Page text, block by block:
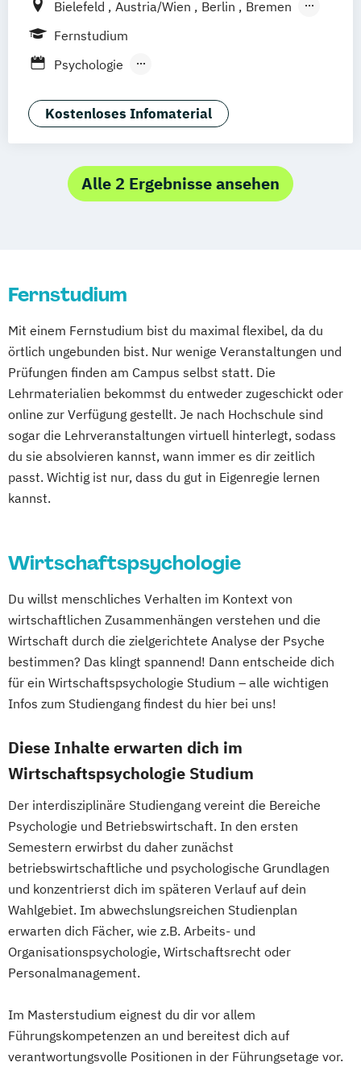
Bielefeld Austria/Wien Berlin
Bremen
Dortmund
Hamburg Hannover
Kaiserslautern/Kusel Kiel
Ludwigshafen/Diez München
Online-Fernstudium Regensburg Stade
Stuttgart Köln
Offenbach bei Frankfurt am Main
Fernstudium
Psychologie
Wirtschaftspsychologie
Kostenloses Infomaterial
Alle 2 Ergebnisse ansehen
Fernstudium
Mit einem Fernstudium bist du maximal flexibel, da du
örtlich ungebunden bist. Nur wenige Veranstaltungen und
Prüfungen finden am Campus selbst statt. Die
Lehrmaterialien bekommst du entweder zugeschickt oder
online zur Verfügung gestellt. Je nach Hochschule sind
sogar die Lehrveranstaltungen virtuell hinterlegt, sodass
du sie absolvieren kannst, wann immer es dir zeitlich
passt. Wichtig ist nur, dass du gut in Eigenregie lernen
kannst.
Wirtschaftspsychologie
Du willst menschliches Verhalten im Kontext von
wirtschaftlichen Zusammenhängen verstehen und die
Wirtschaft durch die zielgerichtete Analyse der Psyche
bestimmen? Das klingt spannend! Dann entscheide dich
für ein Wirtschaftspsychologie Studium – alle wichtigen
Infos zum Studiengang findest du hier bei uns!
Diese Inhalte erwarten dich im
Wirtschaftspsychologie Studium
Der interdisziplinäre Studiengang vereint die Bereiche
Psychologie und Betriebswirtschaft. In den ersten
Semestern erwirbst du daher zunächst
betriebswirtschaftliche und psychologische Grundlagen
und konzentrierst dich im späteren Verlauf auf dein
Wahlgebiet. Im abwechslungsreichen Studienplan
erwarten dich Fächer, wie z.B. Arbeits- und
Organisationspsychologie, Wirtschaftsrecht oder
Personalmanagement.
Im Masterstudium eignest du dir vor allem
Führungskompetenzen an und bereitest dich auf
verantwortungsvolle Positionen in der Führungsetage vor.